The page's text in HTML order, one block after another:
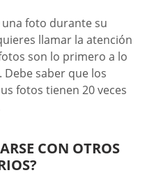
foto durante su
llamar la atención
son lo primero a lo
saber que los
fotos tienen 20 veces
CON OTROS